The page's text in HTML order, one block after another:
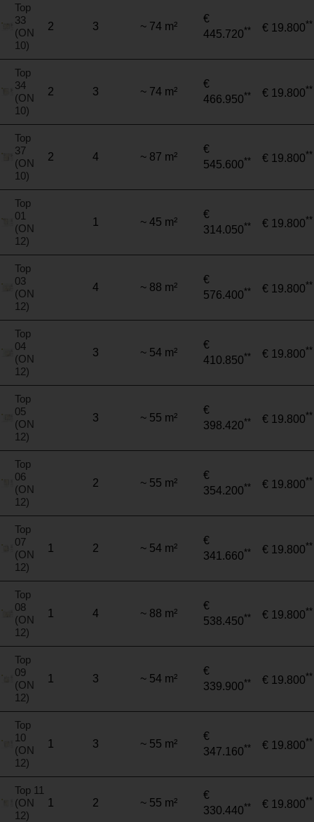
Top
33
(ON
10)
2 3 ~ 74 m²
€
445.720** € 19.800**
Top
34
(ON
10)
2 3 ~ 74 m²
€
466.950** € 19.800**
Top
37
(ON
10)
2 4 ~ 87 m²
€
545.600** € 19.800**
Top
01
(ON
12)
1 ~ 45 m²
€
314.050** € 19.800**
Top
03
(ON
12)
4 ~ 88 m²
€
576.400** € 19.800**
Top
04
(ON
12)
3 ~ 54 m²
€
410.850** € 19.800**
Top
05
(ON
12)
3 ~ 55 m²
€
398.420** € 19.800**
Top
06
(ON
12)
2 ~ 55 m²
€
354.200** € 19.800**
Top
07
(ON
12)
1 2 ~ 54 m²
€
341.660** € 19.800**
Top
08
(ON
12)
1 4 ~ 88 m²
€
538.450** € 19.800**
Top
09
(ON
12)
1 3 ~ 54 m²
€
339.900** € 19.800**
Top
10
(ON
12)
1 3 ~ 55 m²
€
347.160** € 19.800**
Top 11
(ON
12)
1 2 ~ 55 m²
€
330.440** € 19.800**